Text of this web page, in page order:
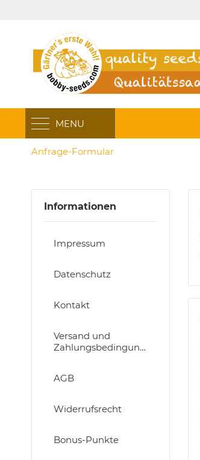
MENU
Anfrage-Formular
Informationen
Impressum
Datenschutz
Kontakt
Versand und
Zahlungsbedingungen
AGB
Widerrufsrecht
Bonus-Punkte